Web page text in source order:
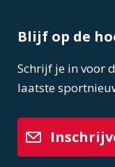
Blijf op de
Schrijf je in voor
laatste